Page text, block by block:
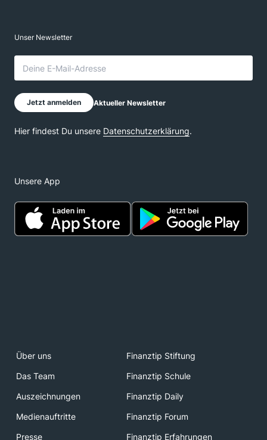
Unsere App
Über uns
Finanztip Stiftung
Das Team
Finanztip Schule
Auszeichnungen
Finanztip Daily
Medienauftritte
Finanztip Forum
Presse
Finanztip Erfahrungen